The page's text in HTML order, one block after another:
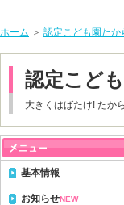
ホーム ＞ 認定こども園たか
認定こど
大きくはばたけ! たか
基本情報
お知らせNEW